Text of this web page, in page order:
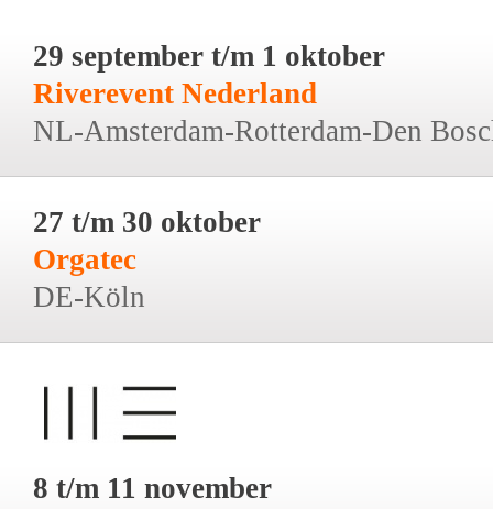
29 september t/m 1 oktober
Riverevent Nederland
NL-Amsterdam-Rotterdam-Den
27 t/m 30 oktober
Orgatec
DE-Köln
8 t/m 11 november